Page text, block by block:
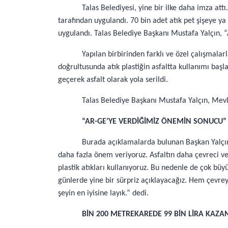
Talas Belediyesi, yine bir ilke daha imza
tarafından uygulandı. 70 bin adet atık pet şişeye
uygulandı. Talas Belediye Başkanı Mustafa
Yapılan birbirinden farklı ve özel
doğrultusunda atık plastiğin asfaltta kullanımı
geçerek asfalt olarak yola serildi.
Talas Belediye Başkanı Mustafa Yalçın,
“AR-GE’YE VERDİĞİMİZ ÖNEMİN SONUCU”
Burada açıklamalarda bulunan Başkan
daha fazla önem veriyoruz. Asfaltın daha çevreci
plastik atıkları kullanıyoruz. Bu nedenle de çok
günlerde yine bir sürpriz açıklayacağız. Hem
şeyin en iyisine layık.” dedi.
BİN 200 METREKAREDE 99 BİN LİRA